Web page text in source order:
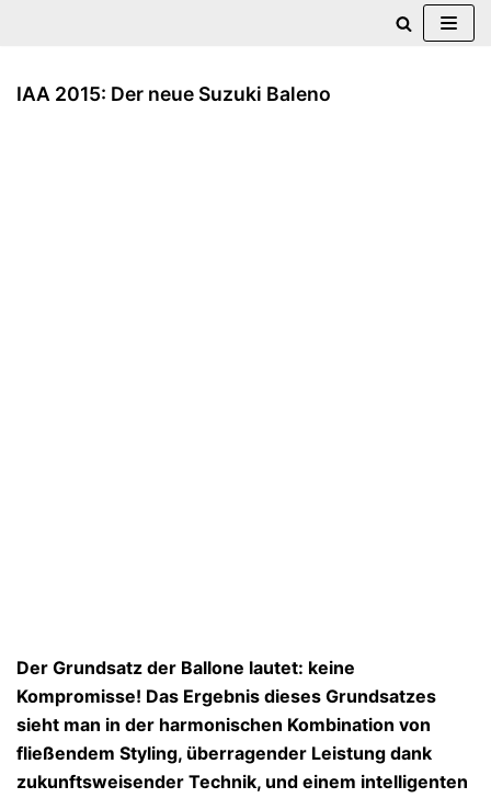
Inhalt
IAA 2015: Der neue Suzuki Baleno
Der Grundsatz der Ballone lautet: keine
Kompromisse! Das Ergebnis dieses Grundsatzes
sieht man in der harmonischen Kombination von
fließendem Styling, überragender Leistung dank
zukunftsweisender Technik, und einem intelligenten